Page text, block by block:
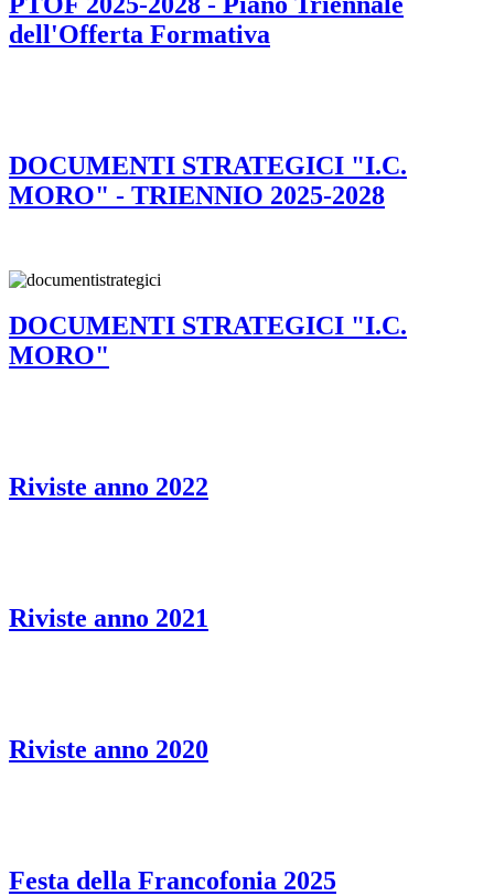
dell'Offerta Formativa
DOCUMENTI STRATEGICI "I.C.
MORO" - TRIENNIO 2025-2028
DOCUMENTI STRATEGICI "I.C.
MORO"
Riviste anno 2022
Riviste anno 2021
Riviste anno 2020
Festa della Francofonia 2025